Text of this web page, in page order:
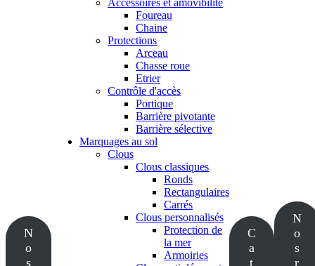
N
o
s
Accessoires et amovibilité
Foureau
Chaine
Protections
Arceau
Chasse roue
Etrier
Contrôle d'accès
Portique
Barrière pivotante
Barrière sélective
Marquages au sol
Clous
Clous classiques
Ronds
Rectangulaires
Carrés
Clous personnalisés
Protection de
la mer
Armoiries
C
a
t
N
o
s
r